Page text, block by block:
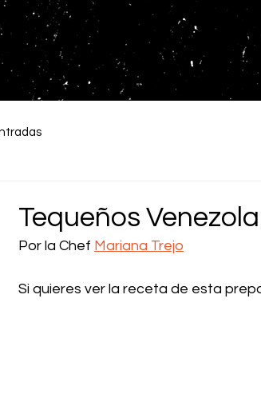
Tequeños
Por la Chef Mariana Trejo
Si quieres ver la receta de esta